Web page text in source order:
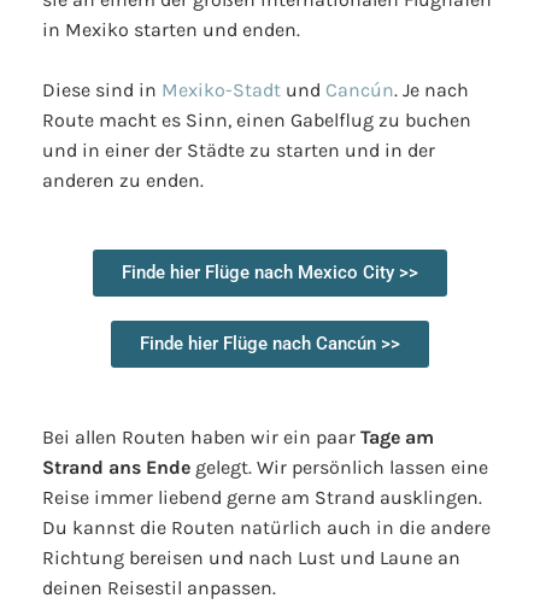
in Mexiko starten und enden.
Diese sind in Mexiko-Stadt und Cancún. Je nach
Route macht es Sinn, einen Gabelflug zu buchen
und in einer der Städte zu starten und in der
anderen zu enden.
Finde hier Flüge nach Mexico City >>
Finde hier Flüge nach Cancún >>
Bei allen Routen haben wir ein paar Tage am
Strand ans Ende gelegt. Wir persönlich lassen eine
Reise immer liebend gerne am Strand ausklingen.
Du kannst die Routen natürlich auch in die andere
Richtung bereisen und nach Lust und Laune an
deinen Reisestil anpassen.